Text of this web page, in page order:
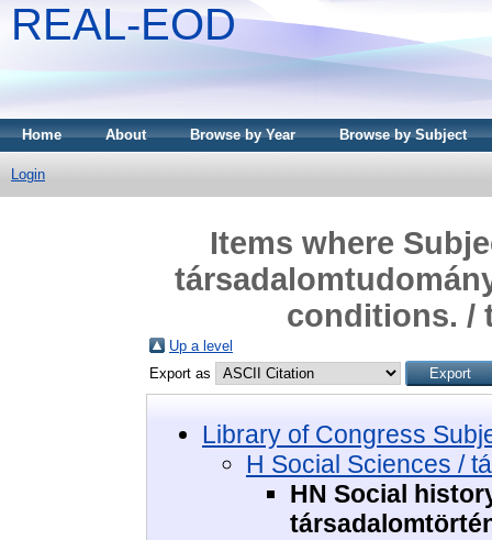
REAL-EOD
Home About Browse by Year Browse by Subject
Login
Items where
conditions. /
Up a level
Export as
Library of Congress
H Social Sciences /
HN Social